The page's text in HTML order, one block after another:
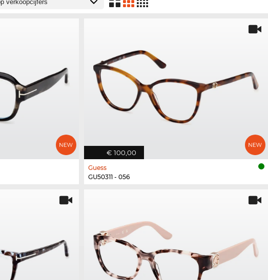
€ 100,00
Guess
GU50311 - 056